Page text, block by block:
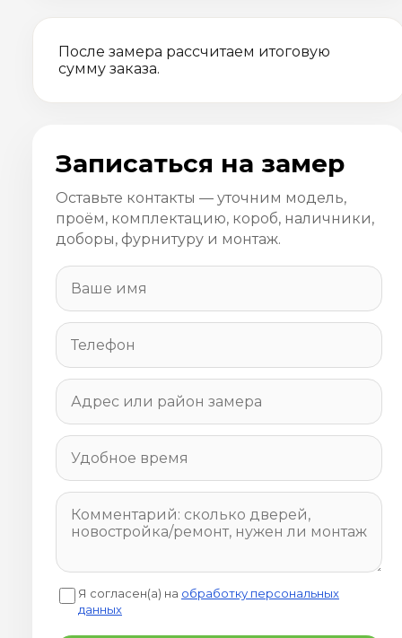
После замера рассчитаем итоговую
сумму заказа.
Записаться на замер
Оставьте контакты — уточним модель,
проём, комплектацию, короб, наличники,
доборы, фурнитуру и монтаж.
Я согласен(а) на обработку персональных
данных